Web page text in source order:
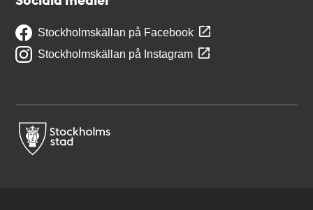
Stockholmskällan på Facebook
Stockholmskällan på Instagram